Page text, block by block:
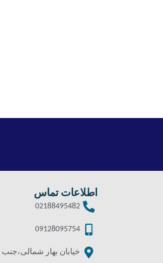
اطلاعات تماس
02188495482
09128095754
خیابان بهار